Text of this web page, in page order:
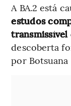
A BA.2 está
estudos
descoberta
por